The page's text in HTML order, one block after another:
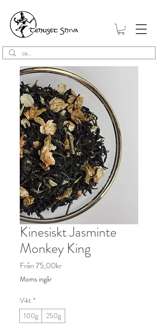
Kinesiskt Jasminte
Monkey King
Från75,00krReapris
Moms ingår
Vikt *
100g
250g